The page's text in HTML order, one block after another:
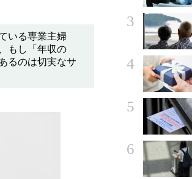
いる専業主婦
もし「年収の
るのは切実なサ